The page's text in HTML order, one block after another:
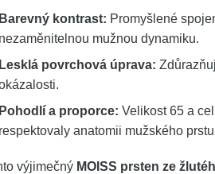
Barevný kontrast: Promyšlené
nezaměnitelnou mužnou dynamiku.
Lesklá povrchová úprava:
Pohodlí a proporce: Velikost 65 a
respektovaly anatomii mužského
výjimečný MOISS prsten ze